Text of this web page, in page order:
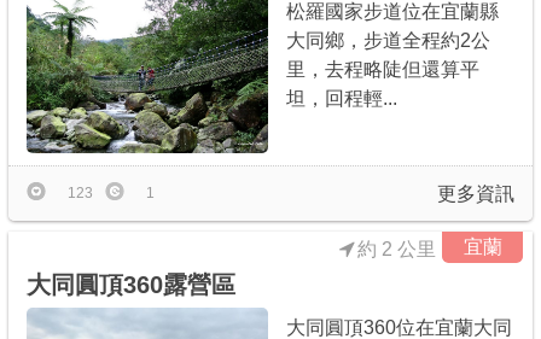
松羅國家步道位在宜蘭縣
大同鄉，步道全程約2公
里，去程略陡但還算平
坦，回程輕...
更多資訊
123 1
宜蘭
大同圓頂360露營區
約 2 公里
大同圓頂360位在宜蘭大同